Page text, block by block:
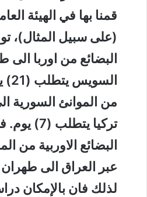
قمنا بها في الهيئة
(على سبيل المثال)،
البضائع من اوربا الى
من الموانئ السورية
تركيا
البضائع الاوربية من
لذلك فان بالإمكان